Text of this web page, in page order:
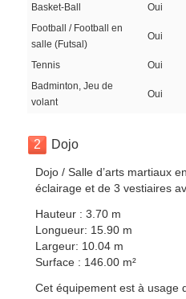
Basket-Ball Oui
Football / Football en
salle (Futsal)
Oui
Tennis Oui
Badminton, Jeu de
volant
Oui
2 Dojo
Dojo / Salle d’arts martiaux
éclairage et de 3 vestiaires
Hauteur : 3.70 m
Longueur: 15.90 m
Largeur: 10.04 m
Surface : 146.00 m²
Cet équipement est à usage